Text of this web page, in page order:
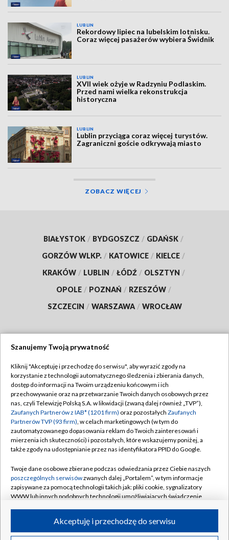
LUBLIN
Rekordowy lipiec na lubelskim lotnisku.
Coraz więcej pasażerów wybiera Świdnik
LUBLIN
XVII wiek ożyje w Radzyniu Podlaskim.
Przed nami wielka rekonstrukcja
historyczna
LUBLIN
Lublin przyciąga coraz więcej turystów.
Zagraniczni goście odkrywają miasto
ZOBACZ WIĘCEJ
BIAŁYSTOK / BYDGOSZCZ / GDAŃSK /
GORZÓW WLKP. / KATOWICE / KIELCE /
KRAKÓW / LUBLIN / ŁÓDŹ / OLSZTYN /
OPOLE / POZNAŃ / RZESZÓW /
SZCZECIN / WARSZAWA / WROCŁAW
TVP
Abonament TVP
Emisja w TVP
Centrum informacji TVP
Naziemna Telewizja Cyfrowa
Rada Programowa
System NOS
Informacje o nadawcy
Program dla prasy
Regulamin TVP
Polityka prywatności
Moje zgody
Pomoc
Kontakt
Kanały
©2026 Telewizja Polska S.A. w likwidacji
Szanujemy Twoją prywatność
Kliknij "Akceptuję i przechodzę do serwisu", aby wyrazić zgody na
korzystanie z technologii automatycznego śledzenia i zbierania danych,
dostęp do informacji na Twoim urządzeniu końcowym i ich
przechowywanie oraz na przetwarzanie Twoich danych osobowych przez
nas, czyli Telewizję Polską S.A. w likwidacji (zwaną dalej również „TVP”),
Zaufanych Partnerów z IAB* (1201 firm) oraz pozostałych Zaufanych
Partnerów TVP (93 firm), w celach marketingowych (w tym do
zautomatyzowanego dopasowania reklam do Twoich zainteresowań i
mierzenia ich skuteczności) i pozostałych, które wskazujemy poniżej, a
także zgody na udostępnianie przez nas identyfikatora PPID do Google.
Twoje dane osobowe zbierane podczas odwiedzania przez Ciebie naszych
poszczególnych serwisówzwanych dalej „Portalem”, w tym informacje
zapisywane za pomocą technologii takich jak: pliki cookie, sygnalizatory
WWW lub innych podobnych technologii umożliwiających świadczenie
ruchu w Internecie.Akceptuję i przechodzę do serwisu